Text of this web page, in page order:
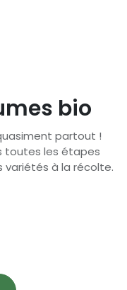
bio
partout !
toutes les étapes
variétés à la récolte.